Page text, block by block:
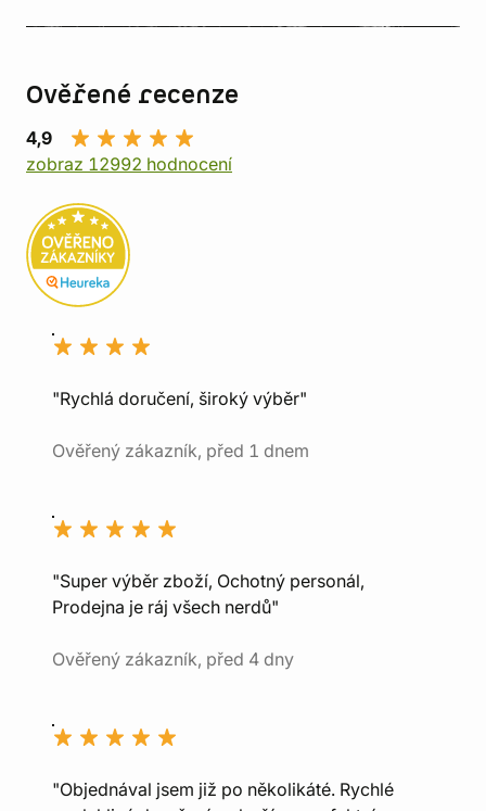
Ověřené recenze
4,9
zobraz 12992 hodnocení
"Rychlá doručení, široký výběr"
Ověřený zákazník, před 1 dnem
"Super výběr zboží, Ochotný personál,
Prodejna je ráj všech nerdů"
Ověřený zákazník, před 4 dny
"Objednával jsem již po několikáté. Rychlé